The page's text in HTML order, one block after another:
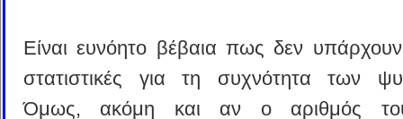
Είναι ευνόητο βέβαια πως δεν υπάρχουν
στατιστικές για τη συχνότητα των
Όμως, ακόμη και αν ο αριθμός